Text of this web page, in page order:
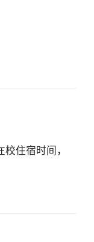
住宿时间，